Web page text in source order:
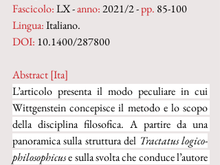
Fascicolo: LX - anno: 2021/2 - pp. 85-100
Lingua: Italiano.
DOI: 10.1400/287800
Abstract [Ita]
L’articolo presenta il modo peculiare in cui
Wittgenstein concepisce il metodo e lo scopo
della disciplina filosofica. A partire da una
panoramica sulla struttura del Tractatus logico-
philosophicus e sulla svolta che conduce l’autore